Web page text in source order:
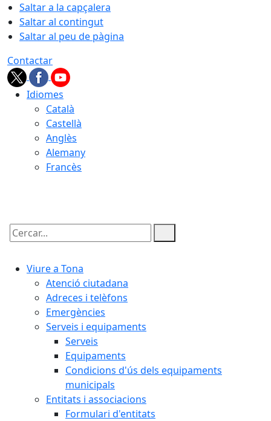
Saltar a la capçalera
Saltar al contingut
Saltar al peu de pàgina
Contactar
Idiomes
Català
Castellà
Anglès
Alemany
Francès
Cercar:
Viure a Tona
Atenció ciutadana
Adreces i telèfons
Emergències
Serveis i equipaments
Serveis
Equipaments
Condicions d'ús dels equipaments
municipals
Entitats i associacions
Formulari d'entitats